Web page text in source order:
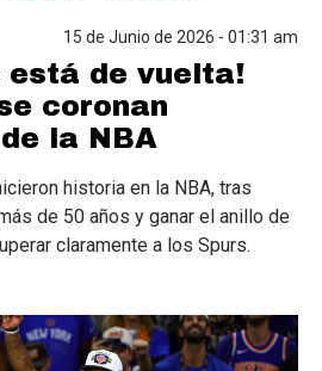
15 de Junio de 2026 - 01:31 am
está de vuelta!
coronan
la NBA
historia en la NBA, tras
de 50 años y ganar el anillo de
claramente a los Spurs.